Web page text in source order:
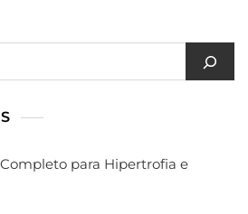
para Hipertrofia e